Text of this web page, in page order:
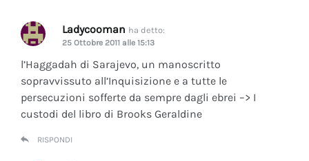
Ladycooman ha detto:
25 Ottobre 2011 alle 15:13
l’Haggadah di Sarajevo, un manoscritto
sopravvissuto all’Inquisizione e a tutte le
persecuzioni sofferte da sempre dagli ebrei –> I
custodi del libro di Brooks Geraldine
RISPONDI